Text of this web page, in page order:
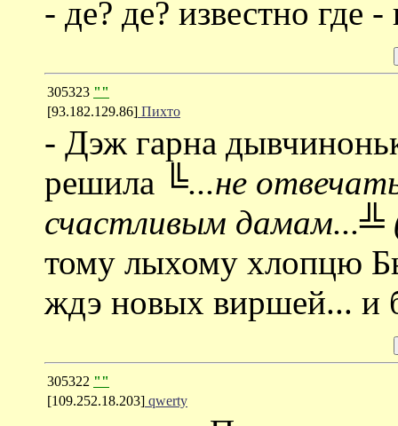
- де? де? известно где
305323 ""
[93.182.129.86] Пихто
- Дэж гарна
решила ╚...не
счастливым дамам...╩
тому лыхому хлопцю
ждэ новых виршей... и
305322 ""
[109.252.18.203] qwerty